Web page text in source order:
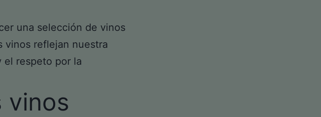
una selección de vinos
vinos reflejan nuestra
el respeto por la
vinos